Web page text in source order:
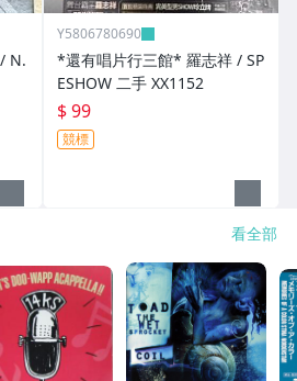
N.
Y5806780690
*還有唱片行三館* 羅志祥 / SP
ESHOW 二手 XX1152
$ 99
競標
看全部